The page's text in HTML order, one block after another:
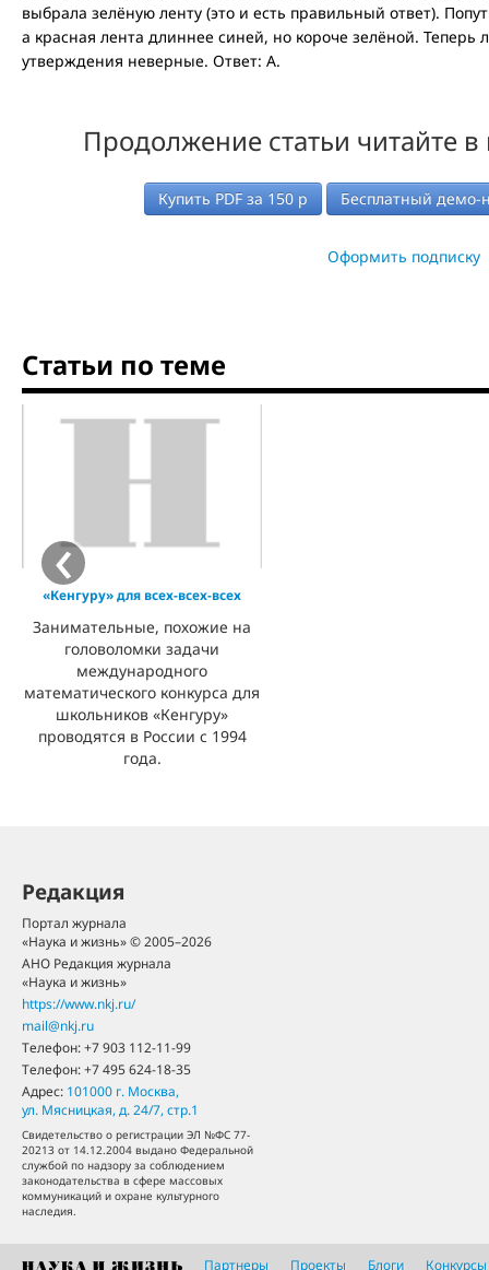
выбрала зелёную ленту (это и есть правильный ответ).
а красная лента длиннее синей, но короче зелёной. Теперь
утверждения неверные. Ответ: А.
Продолжение статьи читайте
Купить PDF за 150 р Бесплатный
Оформить подписку
Статьи по теме
«Кенгуру» для всех-всех-всех
Занимательные, похожие на
головоломки задачи
международного
математического конкурса для
школьников «Кенгуру»
проводятся в России с 1994
года.
‹
Редакция
Портал журнала
«Наука и жизнь» © 2005–2026
АНО Редакция журнала
«Наука и жизнь»
https://www.nkj.ru/
mail@nkj.ru
Телефон:+7 903 112-11-99
Телефон:+7 495 624-18-35
Адрес: 101000 г. Москва,
ул. Мясницкая, д. 24/7, стр.1
Свидетельство о регистрации ЭЛ №ФС 77-
20213 от 14.12.2004 выдано Федеральной
службой по надзору за соблюдением
законодательства в сфере массовых
коммуникаций и охране культурного
наследия.
Партнеры Проекты Блоги Конкурсы